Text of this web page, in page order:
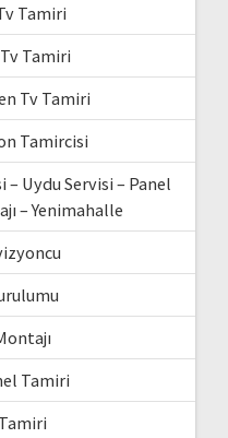
Tamiri
Tamiri
Tv Tamiri
Tamircisi
Uydu Servisi – Panel
– Yenimahalle
Tamiri